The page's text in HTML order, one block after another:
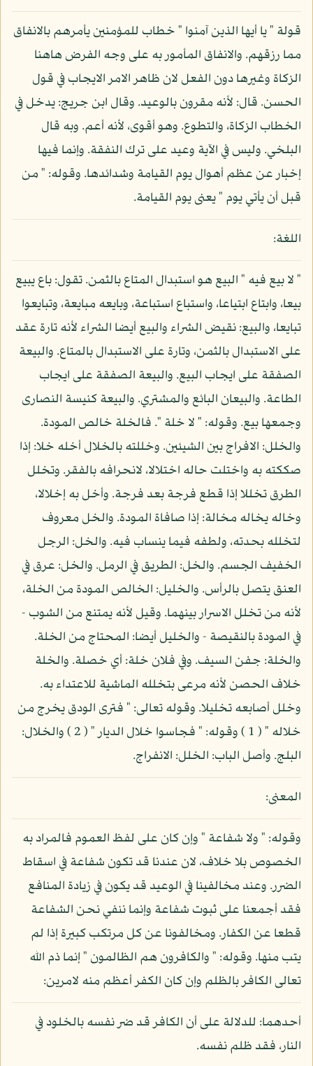
قولة " يا أيها الذين آمنوا " خطاب للمؤمنين يأمرهم بالانفاق
مما رزقهم. والانفاق المأمور به على وجه الفرض هاهنا
الزكاة وغيرها دون الفعل لان ظاهر الامر الايجاب في قول
الحسن. قال: لأنه مقرون بالوعيد. وقال ابن جريج: يدخل في
الخطاب الزكاة، والتطوع. وهو أقوى، لأنه أعم. وبه قال
البلخي. وليس في الآية وعيد على ترك النفقة. وإنما فيها
إخبار عن عظم أهوال يوم القيامة وشدائدها. وقوله: " من
قبل أن يأتي يوم " يعنى يوم القيامة.
اللغة:
" لا بيع فيه " البيع هو استبدال المتاع بالثمن. تقول: باع يبيع
بيعا، وابتاع ابتياعا، واستباع استباعة، وبايعه مبايعة، وتبايعوا
تبايعا، والبيع: نقيض الشراء والبيع أيضا الشراء لأنه تارة عقد
على الاستبدال بالثمن، وتارة على الاستبدال بالمتاع. والبيعة
الصفقة على ايجاب البيع. والبيعة الصفقة على ايجاب
الطاعة. والبيعان البائع والمشتري. والبيعة كنيسة النصارى
وجمعها بيع. وقوله: " لا خلة ". فالخلة خالص المودة.
والخلل: الافراج بين الشيئين. وخللته بالخلال أخله خلا: إذا
صككته به واختلت حاله اختلالا، لانحرافه بالفقر. وتخلل
الطرق تخللا إذا قطع فرجة بعد فرجة. وأخل به إخلالا،
وخاله يخاله مخالة: إذا صافاة المودة. والخل معروف
لتخلله بحدته، ولطفه فيما ينساب فيه. والخل: الرجل
الخفيف الجسم. والخل: الطريق في الرمل. والخل: عرق في
العنق يتصل بالرأس. والخليل: الخالص المودة من الخلة،
لأنه من تخلل الاسرار بينهما. وقيل لأنه يمتنع من الشوب -
في المودة بالنقيصة - والخليل أيضا: المحتاج من الخلة.
والخلة: جفن السيف. وفي فلان خلة: أي خصلة. والخلة
خلاف الحصن لأنه مرعى بتخلله الماشية للاعتداء به.
وخلل أصابعه تخليلا. وقوله تعالى: " فترى الودق يخرج من
خلاله " ( 1 ) وقوله: " فجاسوا خلال الديار " ( 2 ) والخلال:
البلج. وأصل الباب: الخلل: الانفراج.
المعنى:
وقوله: " ولا شفاعة " وإن كان على لفظ العموم فالمراد به
الخصوص بلا خلاف، لان عندنا قد تكون شفاعة في اسقاط
الضرر. وعند مخالفينا في الوعيد قد يكون في زيادة المنافع
فقد أجمعنا على ثبوت شفاعة وإنما ننفي نحن الشفاعة
قطعا عن الكفار. ومخالفونا عن كل مرتكب كبيرة إذا لم
يتب منها. وقوله: " والكافرون هم الظالمون " إنما ذم الله
تعالى الكافر بالظلم وإن كان الكفر أعظم منه لامرين:
أحدهما: للدلالة على أن الكافر قد ضر نفسه بالخلود في
النار، فقد ظلم نفسه.